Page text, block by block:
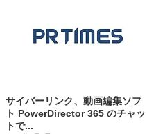
サイバーリンク、動画編集ソフ
ト PowerDirector 365 のチャッ
トで...